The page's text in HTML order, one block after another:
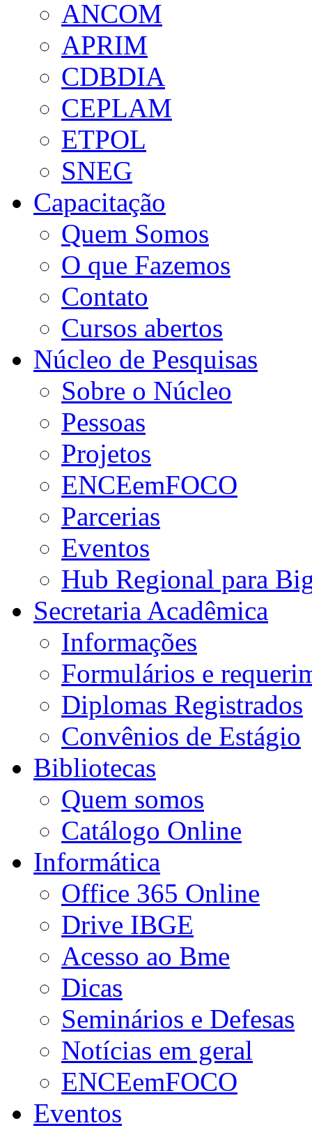
ANCOM
APRIM
CDBDIA
CEPLAM
ETPOL
SNEG
Capacitação
Quem Somos
O que Fazemos
Contato
Cursos abertos
Núcleo de Pesquisas
Sobre o Núcleo
Pessoas
Projetos
ENCEemFOCO
Parcerias
Eventos
Hub Regional para
Secretaria Acadêmica
Informações
Formulários e
Diplomas Registrados
Convênios de Estágio
Bibliotecas
Quem somos
Catálogo Online
Informática
Office 365 Online
Drive IBGE
Acesso ao Bme
Dicas
Seminários e Defesas
Notícias em geral
ENCEemFOCO
Eventos